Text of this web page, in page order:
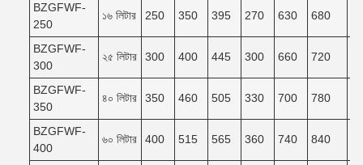
BZGFWF-
250
১৬ লিটার 250 350 395 270 630 680
BZGFWF-
300
২৫ লিটার 300 400 445 300 660 720
BZGFWF-
350
৪০ লিটার 350 460 505 330 700 780
BZGFWF-
400
৬০ লিটার 400 515 565 360 740 840